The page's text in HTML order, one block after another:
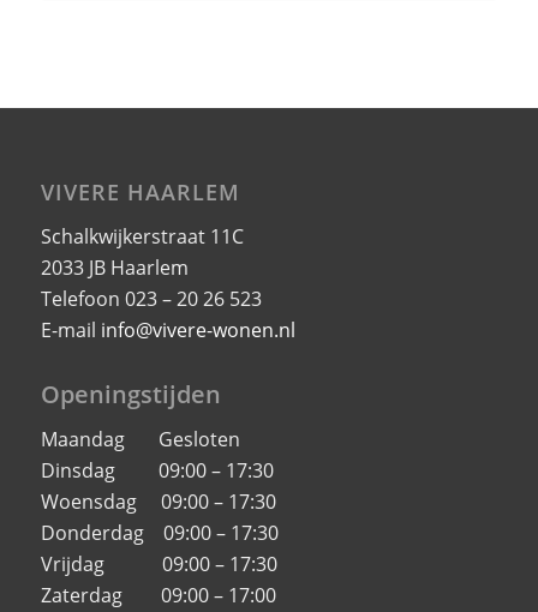
VIVERE HAARLEM
Schalkwijkerstraat 11C
2033 JB Haarlem
Telefoon 023 – 20 26 523
E-mail info@vivere-wonen.nl
Openingstijden
Maandag Gesloten
Dinsdag 09:00 – 17:30
Woensdag 09:00 – 17:30
Donderdag 09:00 – 17:30
Vrijdag 09:00 – 17:30
Zaterdag 09:00 – 17:00